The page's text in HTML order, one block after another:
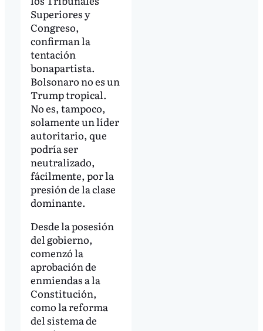
Superiores y
Congreso,
confirman la
tentación
bonapartista.
Bolsonaro no es un
Trump tropical.
No es, tampoco,
solamente un líder
autoritario, que
podría ser
neutralizado,
fácilmente, por la
presión de la clase
dominante.
Desde la posesión
del gobierno,
comenzó la
aprobación de
enmiendas a la
Constitución,
como la reforma
del sistema de